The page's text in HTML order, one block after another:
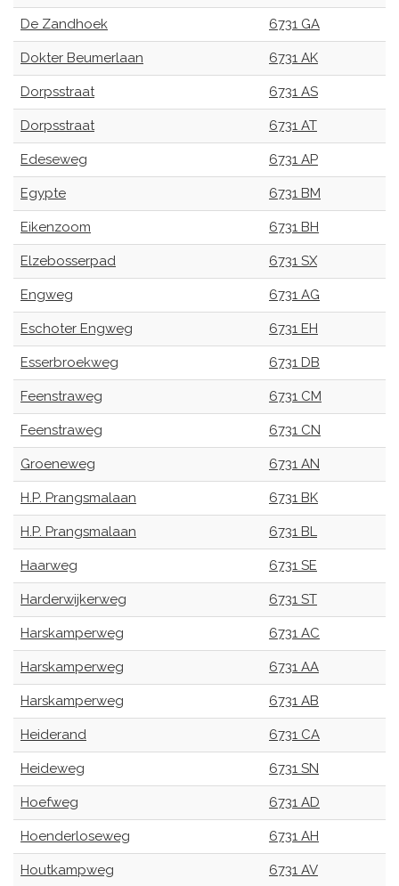
De Zandhoek 6731 GA
Dokter Beumerlaan 6731 AK
Dorpsstraat 6731 AS
Dorpsstraat 6731 AT
Edeseweg 6731 AP
Egypte 6731 BM
Eikenzoom 6731 BH
Elzebosserpad 6731 SX
Engweg 6731 AG
Eschoter Engweg 6731 EH
Esserbroekweg 6731 DB
Feenstraweg 6731 CM
Feenstraweg 6731 CN
Groeneweg 6731 AN
H.P. Prangsmalaan 6731 BK
H.P. Prangsmalaan 6731 BL
Haarweg 6731 SE
Harderwijkerweg 6731 ST
Harskamperweg 6731 AC
Harskamperweg 6731 AA
Harskamperweg 6731 AB
Heiderand 6731 CA
Heideweg 6731 SN
Hoefweg 6731 AD
Hoenderloseweg 6731 AH
Houtkampweg 6731 AV